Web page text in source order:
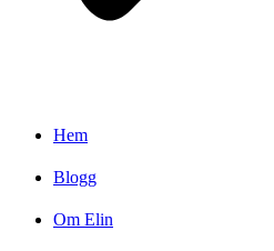
Hem
Blogg
Om Elin